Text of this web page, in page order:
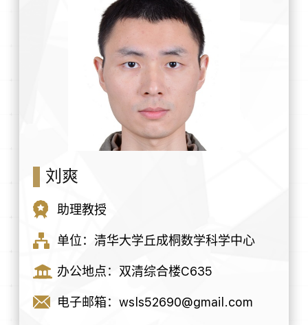
刘爽
助理教授
单位：清华大学丘成桐数学科学中心
办公地点：双清综合楼C635
电子邮箱：wsls52690@gmail.com